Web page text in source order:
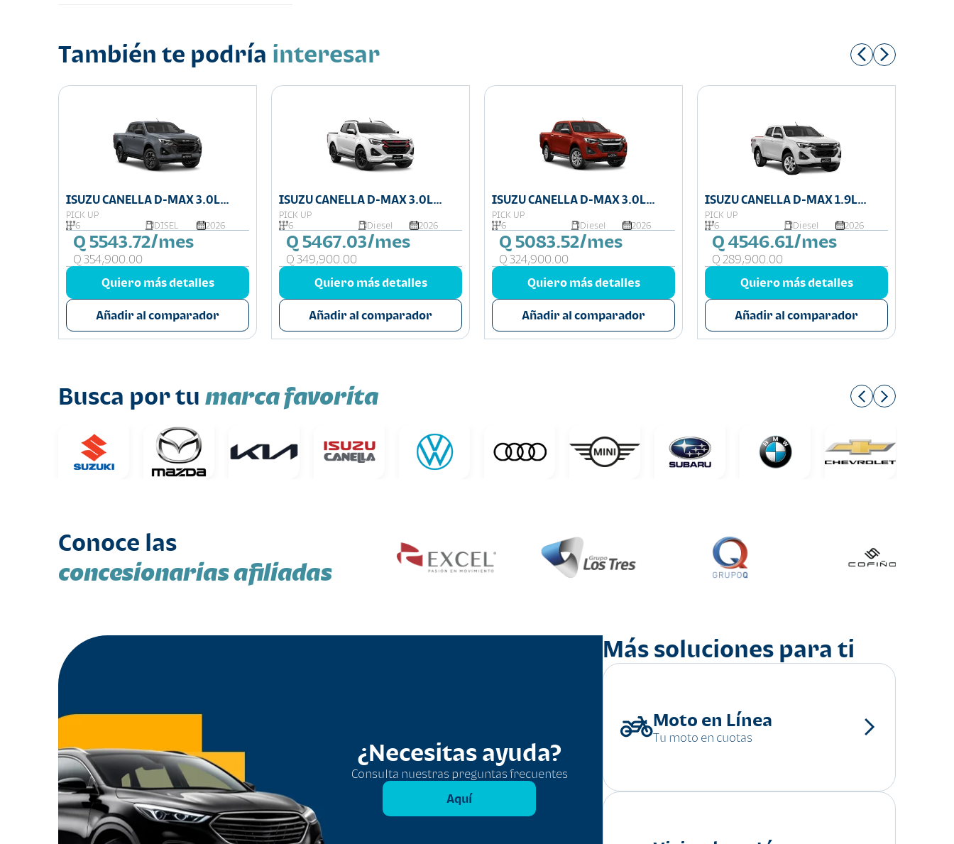
También te podría interesar
ISUZU CANELLA D-MAX 3.0L
DOBLE CABINA 4X4
PICK UP
6
DISEL 2026
Q 5543.72/mes
Q 354,900.00
Quiero más detalles
Añadir al comparador
ISUZU CANELLA D-MAX 3.0L
DOBLE CABINA 4X4
PICK UP
6
Diesel 2026
Q 5467.03/mes
Q 349,900.00
Quiero más detalles
Añadir al comparador
ISUZU CANELLA D-MAX 3.0L
DOBLE CABINA 4X4
PICK UP
6
Diesel 2026
Q 5083.52/mes
Q 324,900.00
Quiero más detalles
Añadir al comparador
ISUZU CANELLA D-MAX 1.9L
DOBLE CABINA 4X4
PICK UP
6
Diesel 2026
Q 4546.61/mes
Q 289,900.00
Quiero más detalles
Añadir al comparador
Busca por tu marca favorita
Conoce las
concesionarias afiliadas
¿Necesitas ayuda?
Consulta nuestras preguntas frecuentes
Aquí
Más soluciones para ti
Moto en Línea
Tu moto en cuotas